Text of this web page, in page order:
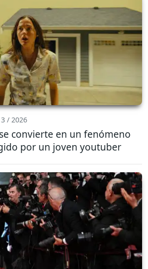
/ 2026
convierte en un fenómeno
por un joven youtuber